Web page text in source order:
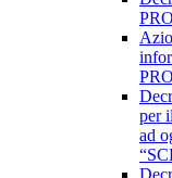
per
ad